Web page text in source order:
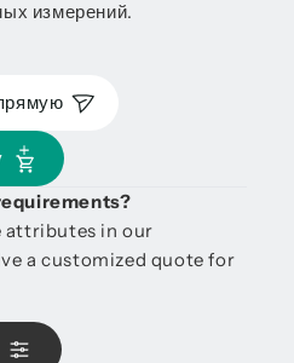
измерений.
attributes in our
a customized quote for